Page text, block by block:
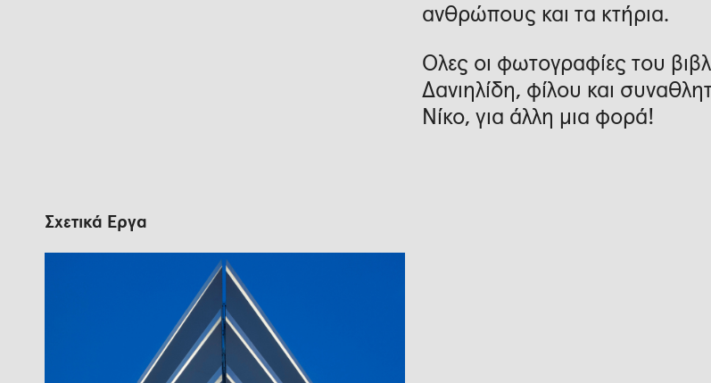
ανθρώπους και τα κτήρια.
Όλες οι φωτογραφίες του
Δανιηλίδη, φίλου και
Νίκο, για άλλη μια φορά!
Σχετικά Έργα